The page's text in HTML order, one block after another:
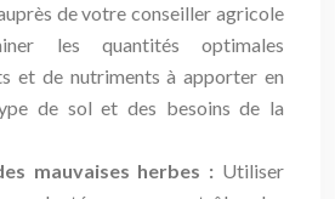
de votre conseiller agricole
les quantités optimales
et de nutriments à apporter en
de sol et des besoins de la
mauvaises herbes : Utiliser